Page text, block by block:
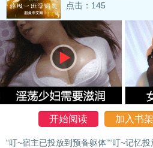
点击：145
开始阅读 加入书架
“叮~宿主已投放到预备躯体”“叮~记忆